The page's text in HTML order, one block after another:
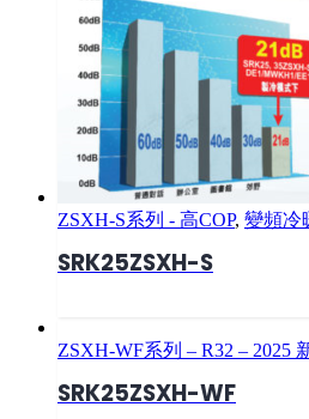
ZSXH-S系列 - 高COP, 變頻冷
SRK25ZSXH-S
ZSXH-WF系列 – R32 – 2025
SRK25ZSXH-WF